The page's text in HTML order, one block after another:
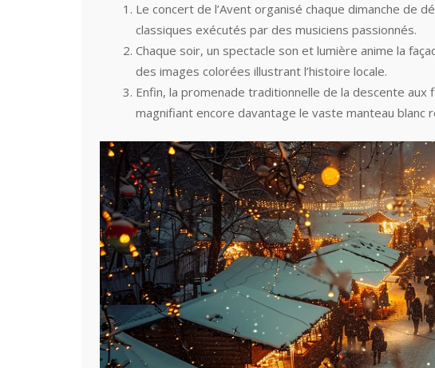
Le concert de l’Avent organisé chaque dimanche de
classiques exécutés par des musiciens passionnés.
Chaque soir, un spectacle son et lumière anime la
des images colorées illustrant l’histoire locale.
Enfin, la promenade traditionnelle de la descente
magnifiant encore davantage le vaste manteau blanc